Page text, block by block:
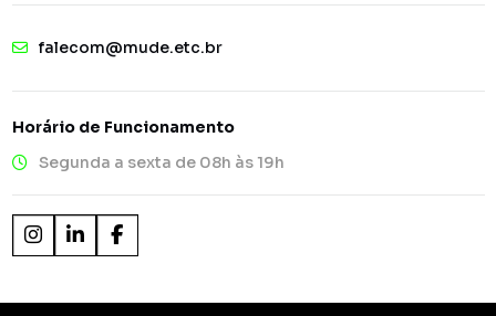
falecom@mude.etc.br
Horário de Funcionamento
Segunda a sexta de 08h às 19h